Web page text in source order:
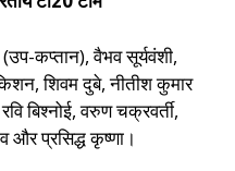
कप्तान), वैभव सूर्यवंशी,
शिवम दुबे, नीतीश कुमार
बिश्नोई, वरुण चक्रवर्ती,
और प्रसिद्ध कृष्णा।